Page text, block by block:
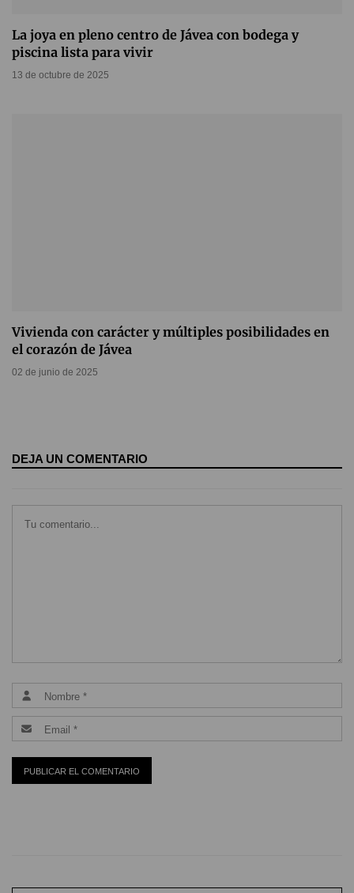
La joya en pleno centro de Jávea con bodega y
piscina lista para vivir
13 de octubre de 2025
Vivienda con carácter y múltiples posibilidades en
el corazón de Jávea
02 de junio de 2025
DEJA UN COMENTARIO